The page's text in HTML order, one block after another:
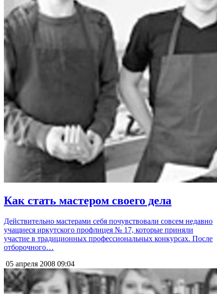
Как стать мастером своего дела
Действительно мастерами себя почувствовали совсем недавно
учащиеся иркутского профлицея № 17, которые приняли
участие в традиционных профессиональных конкурсах. После
отборочного…
05 апреля 2008 09:04